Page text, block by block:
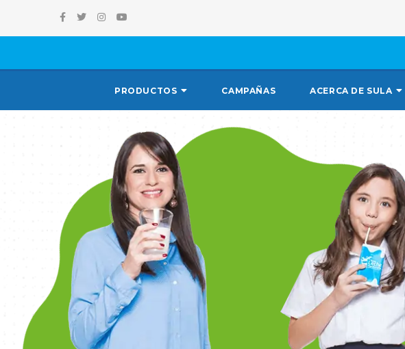
PRODUCTOS CAMPAÑAS ACERCA DE SULA